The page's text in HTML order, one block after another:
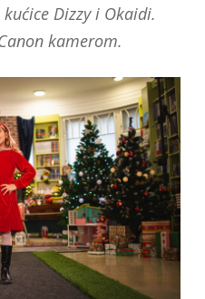
Dizzy i Okaidi.
kamerom.